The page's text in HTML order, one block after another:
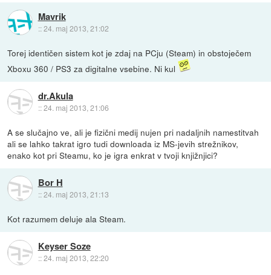
Mavrik
::24. maj 2013, 21:02
Torej identičen sistem kot je zdaj na PCju (Steam) in obstoječem
Xboxu 360 / PS3 za digitalne vsebine. Ni kul
dr.Akula
::24. maj 2013, 21:06
A se slučajno ve, ali je fizični medij nujen pri nadaljnih namestitvah
ali se lahko takrat igro tudi downloada iz MS-jevih strežnikov,
enako kot pri Steamu, ko je igra enkrat v tvoji knjižnjici?
Bor H
::24. maj 2013, 21:13
Kot razumem deluje ala Steam.
Keyser Soze
::24. maj 2013, 22:20